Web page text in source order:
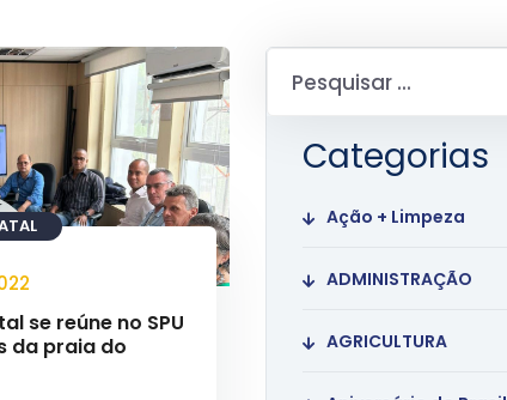
se reúne no SPU
da praia do
Categorias
Ação + Limpeza
ADMINISTRAÇÃO
AGRICULTURA